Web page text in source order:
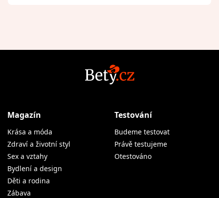
Magazín
Krása a móda
Zdraví a životní styl
Sex a vztahy
Bydlení a design
Děti a rodina
Zábava
Testování
Budeme testovat
Právě testujeme
Otestováno